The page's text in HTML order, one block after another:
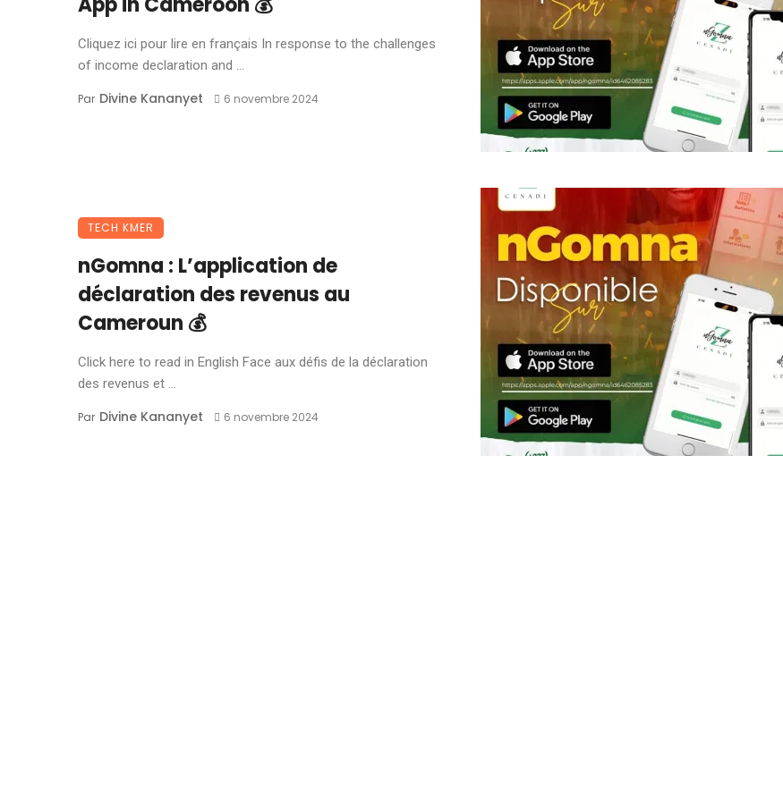
Cliquez ici pour lire en français In response to the challenges
of income declaration and ...
Par Divine Kananyet 6 novembre 2024
TECH KMER
nGomna : L’application de
déclaration des revenus au
Cameroun 💰
Click here to read in English Face aux défis de la déclaration
des revenus et ...
Par Divine Kananyet 6 novembre 2024